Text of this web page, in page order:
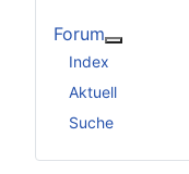
Forum
Index
Aktuell
Suche